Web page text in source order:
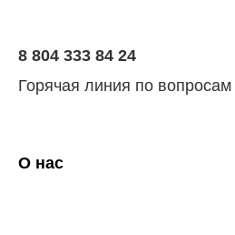
8 804 333 84 24
Горячая линия по
О нас